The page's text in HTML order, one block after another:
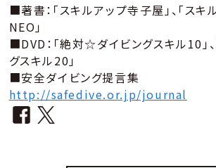
■著書：「スキルアップ寺子屋」、「ス
NEO」
■DVD：「絶対☆ダイビングスキル10」
グスキル20」
■安全ダイビング提言集
http://safedive.or.jp/journal